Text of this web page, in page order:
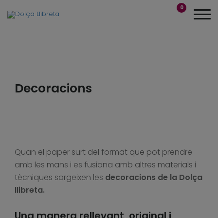
0
Decoracions
Quan el paper surt del format que pot prendre
amb les mans i es fusiona amb altres materials i
tècniques sorgeixen les decoracions de la Dolça
llibreta.